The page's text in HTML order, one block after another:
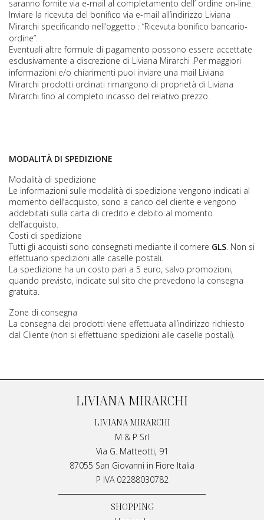
saranno fornite via e-mail al completamento dell’ ordine on-line.
Inviare la ricevuta del bonifico via e-mail all’indirizzo Liviana
Mirarchi specificando nell‘oggetto : “Ricevuta bonifico bancario-
ordine”.
Eventuali altre formule di pagamento possono essere accettate
esclusivamente a discrezione di Liviana Mirarchi .Per maggiori
informazioni e/o chiarimenti puoi inviare una mail Liviana
Mirarchi prodotti ordinati rimangono di proprietà di Liviana
Mirarchi fino al completo incasso del relativo prezzo.
MODALITÀ DI SPEDIZIONE
Modalità di spedizione
Le informazioni sulle modalità di spedizione vengono indicati al
momento dell’acquisto, sono a carico del cliente e vengono
addebitati sulla carta di credito e debito al momento
dell’acquisto.
Costi di spedizione
Tutti gli acquisti sono consegnati mediante il corriere GLS. Non si
effettuano spedizioni alle caselle postali.
La spedizione ha un costo pari a 5 euro, salvo promozioni,
quando previsto, indicate sul sito che prevedono la consegna
gratuita.
Zone di consegna
La consegna dei prodotti viene effettuata all’indirizzo richiesto
dal Cliente (non si effettuano spedizioni alle caselle postali).
LIVIANA MIRARCHI
LIVIANA MIRARCHI
M & P Srl
Via G. Matteotti, 91
87055 San Giovanni in Fiore Italia
P IVA 02288030782
SHOPPING